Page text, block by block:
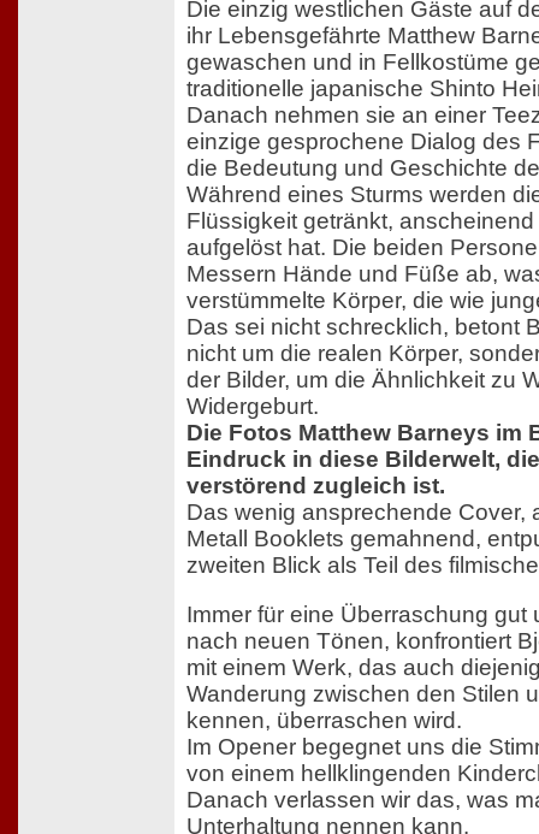
Die einzig westlichen Gäste auf
ihr Lebensgefährte Matthew
gewaschen und in Fellkostüme
traditionelle japanische Shinto
Danach nehmen sie an einer
einzige gesprochene Dialog des
die Bedeutung und Geschichte
Während eines Sturms werden
Flüssigkeit getränkt,
aufgelöst hat. Die beiden
Messern Hände und Füße ab,
verstümmelte Körper, die wie
Das sei nicht schrecklich, betont
nicht um die realen Körper,
der Bilder, um die Ähnlichkeit zu
Widergeburt.
Die Fotos Matthew Barneys im
Eindruck in diese Bilderwelt,
verstörend zugleich ist.
Das wenig ansprechende Cover,
Metall Booklets gemahnend,
zweiten Blick als Teil des
Immer für eine Überraschung gut
nach neuen Tönen, konfrontiert
mit einem Werk, das auch
Wanderung zwischen den Stilen
kennen, überraschen wird.
Im Opener begegnet uns die
von einem hellklingenden
Danach verlassen wir das, was
Unterhaltung nennen kann.